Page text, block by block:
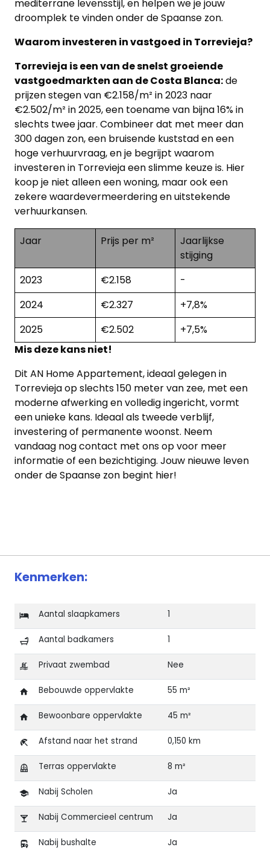
mediterrane levensstijl, en helpen we je jouw
droomplek te vinden onder de Spaanse zon.
Waarom investeren in vastgoed in Torrevieja?
Torrevieja is een van de snelst groeiende
vastgoedmarkten aan de Costa Blanca:de
prijzen stegen van €2.158/m² in 2023 naar
€2.502/m² in 2025, een toename van bijna 16% in
slechts twee jaar. Combineer dat met meer dan
300 dagen zon, een bruisende kuststad en een
hoge verhuurvraag, en je begrijpt waarom
investeren in Torrevieja een slimme keuze is. Hier
koop je niet alleen een woning, maar ook een
zekere waardevermeerdering en uitstekende
verhuurkansen.
Jaar Prijs per m²
Jaarlijkse
stijging
2023
€2.158
-
2024
€2.327
+7,8%
2025
€2.502
+7,5%
Mis deze kans niet!
Dit AN Home Appartement, ideaal gelegen in
Torrevieja op slechts 150 meter van zee, met een
moderne afwerking en volledig ingericht, vormt
een unieke kans. Ideaal als tweede verblijf,
investering of permanente woonst. Neem
vandaag nog contact met ons op voor meer
informatie of een bezichtiging. Jouw nieuwe leven
onder de Spaanse zon begint hier!
Kenmerken:
Aantal slaapkamers 1
Aantal badkamers 1
Privaat zwembad Nee
Bebouwde oppervlakte 55 m²
Bewoonbare oppervlakte 45 m²
Afstand naar het strand 0,150 km
Terras oppervlakte 8 m²
Nabij Scholen Ja
Nabij Commercieel centrum Ja
Nabij bushalte Ja